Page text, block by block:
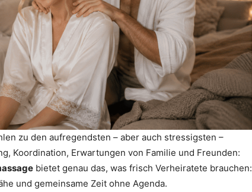
zu den aufregendsten – aber auch stressigsten –
Koordination, Erwartungen von Familie und Freunden:
bietet genau das, was frisch Verheiratete brauchen:
und gemeinsame Zeit ohne Agenda.